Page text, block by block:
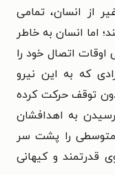
از انسان، تمامی
اما انسان به ‌خاطر
اوقات اتصال خود را
که به این نیرو
توقف حرکت کرده
به اهدافشان
متوسطی را پشت سر
قدرتمند و کیهانی